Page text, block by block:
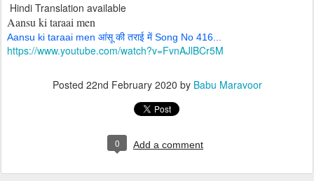
Hindi Translation available
Aansu ki taraai men
Aansu ki taraai men आंसू की तराई में Song No 416...
https://www.youtube.com/watch?v=FvnAJlBCr5M
Posted 22nd February 2020 by Babu Maravoor
0 Add a comment